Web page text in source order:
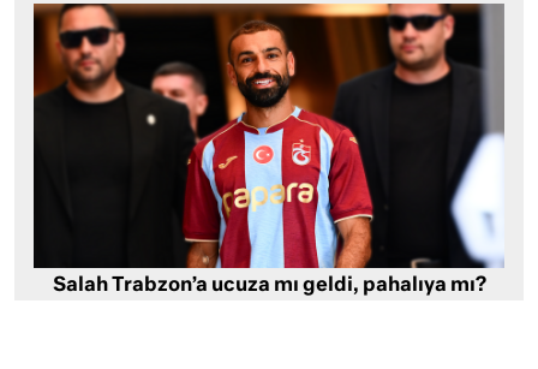
Salah Trabzon’a ucuza mı geldi, pahalıya mı?